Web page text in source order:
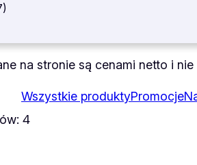
na stronie są cenami netto i
Wszystkie produktyPromocje
4Posortowane